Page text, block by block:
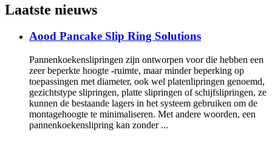
Laatste nieuws
Aood Pancake Slip Ring Solutions
Pannenkoekenslipringen zijn ontworpen voor die hebben een
zeer beperkte hoogte -ruimte, maar minder beperking op
toepassingen met diameter, ook wel platenlipringen genoemd,
gezichtstype slipringen, platte slipringen of schijfslipringen, ze
kunnen de bestaande lagers in het systeem gebruiken om de
montagehoogte te minimaliseren. Met andere woorden, een
pannenkoekenslipring kan zonder ...